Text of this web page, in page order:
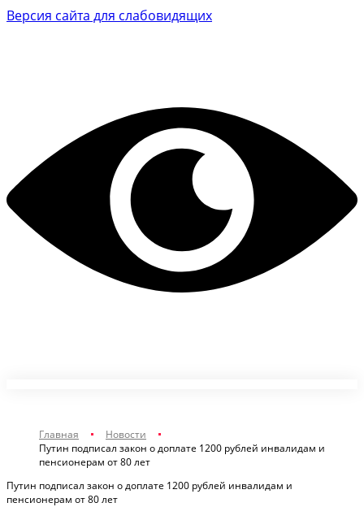
Версия сайта для слабовидящих
Главная
Новости
Путин подписал закон о доплате 1200 рублей инвалидам и
пенсионерам от 80 лет
Путин подписал закон о доплате 1200 рублей инвалидам и
пенсионерам от 80 лет